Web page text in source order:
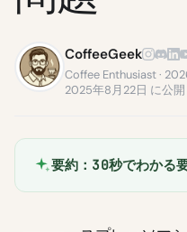
CoffeeGeek
Coffee Enthusiast ·
2025年8月22日 に公開
要約：30秒でわかる